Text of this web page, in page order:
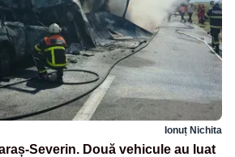
Ionuț Nichita
Severin. Două vehicule au luat